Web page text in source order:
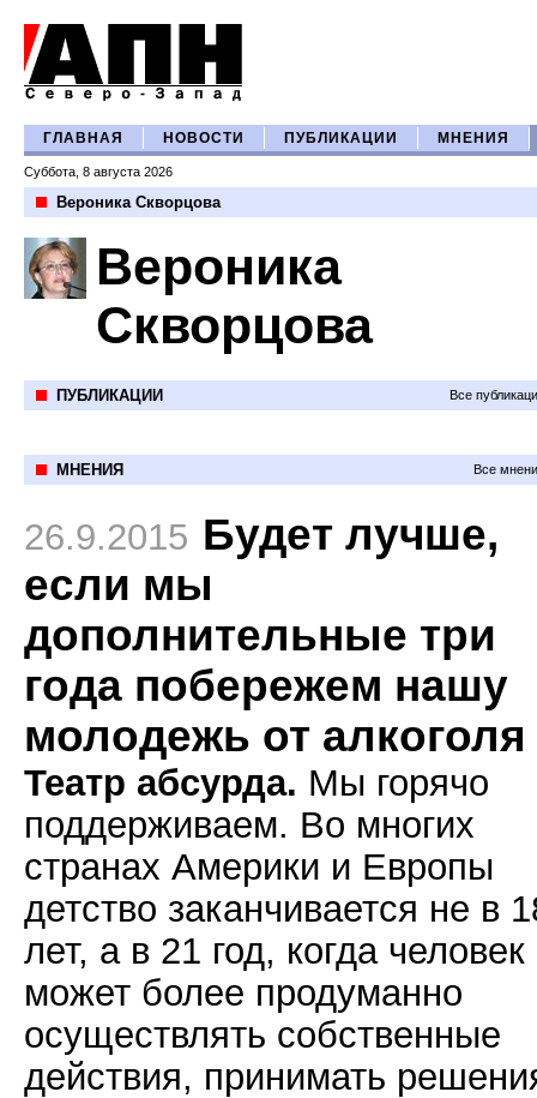
ГЛАВНАЯ НОВОСТИ ПУБЛИКАЦИИ МНЕНИЯ
Суббота, 8 августа 2026
Вероника Скворцова
Вероника
Скворцова
ПУБЛИКАЦИИ Все
МНЕНИЯ Все
26.9.2015 Будет лучше,
если мы
дополнительные три
года побережем нашу
молодежь от алкоголя
Театр абсурда. Мы горячо
поддерживаем. Во многих
странах Америки и Европы
детство заканчивается не в
лет, а в 21 год, когда человек
может более продуманно
осуществлять собственные
действия, принимать